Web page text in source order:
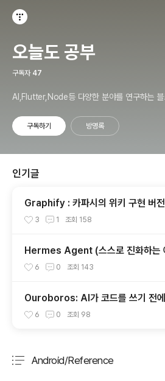
오늘도 공부
구독자 47
AI,Flutter,Node등 다양한 분야를 연구하는 블
구독하기 방명록
인기글
Graphify : 카파시의 위키 구현 버전
3 1 조회 158
Hermes Agent (스스로 진화하는
6 0 조회 143
Ouroboros: AI가 코드를 쓰기 전에
들지”를 끝까지 묻는 시스템
6 0 조회 98
Android/Reference